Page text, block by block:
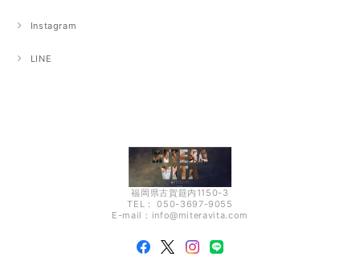
Instagram
LINE
福岡県古賀筵内1150-3
TEL： 050-3697-9055
E-mail： info@miteravita.com